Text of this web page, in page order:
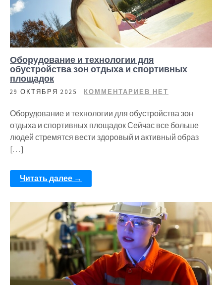
Оборудование и технологии для
обустройства зон отдыха и спортивных
площадок
29 ОКТЯБРЯ 2025 КОММЕНТАРИЕВ НЕТ
Оборудование и технологии для обустройства зон
отдыха и спортивных площадок Сейчас все больше
людей стремятся вести здоровый и активный образ
[…]
Читать далее →